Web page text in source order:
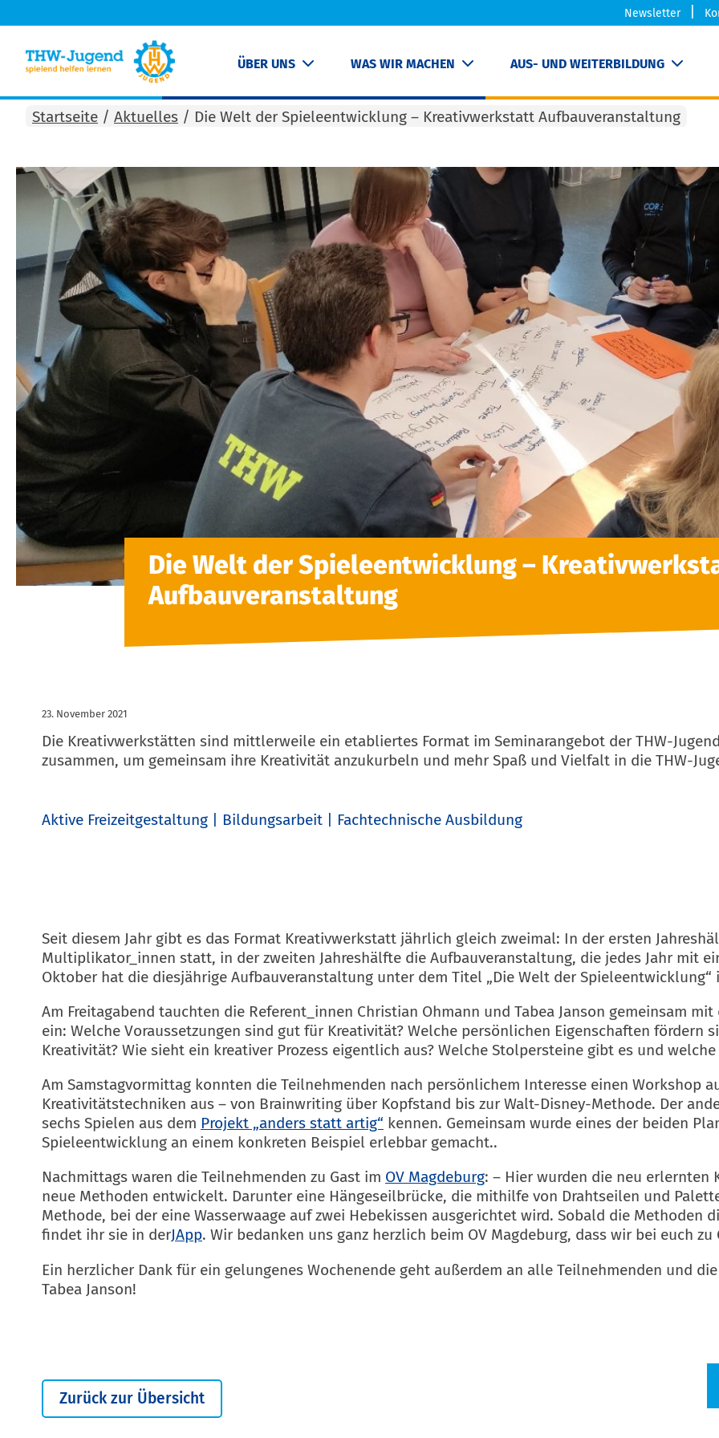
Newsletter
ÜBER UNS WAS WIR MACHEN AUS- UND WEITERBILDUNG
Startseite / Aktuelles / Die Welt der Spieleentwicklung – Kreativwerkstatt Aufbauveranstaltung
Die Welt der Spieleentwicklung –
Aufbauveranstaltung
23. November 2021
Die Kreativwerkstätten sind mittlerweile ein etabliertes Format im Seminarangebot der THW-
zusammen, um gemeinsam ihre Kreativität anzukurbeln und mehr Spaß und Vielfalt in die THW-
Aktive Freizeitgestaltung Bildungsarbeit Fachtechnische Ausbildung
Seit diesem Jahr gibt es das Format Kreativwerkstatt jährlich gleich zweimal: In der ersten
Multiplikator_innen statt, in der zweiten Jahreshälfte die Aufbauveranstaltung, die jedes Jahr mit
Oktober hat die diesjährige Aufbauveranstaltung unter dem Titel „Die Welt der
Am Freitagabend tauchten die Referent_innen Christian Ohmann und Tabea Janson gemeinsam
ein: Welche Voraussetzungen sind gut für Kreativität? Welche persönlichen Eigenschaften fördern
Kreativität? Wie sieht ein kreativer Prozess eigentlich aus? Welche Stolpersteine gibt es und
Am Samstagvormittag konnten die Teilnehmenden nach persönlichem Interesse einen Workshop
Kreativitätstechniken aus – von Brainwriting über Kopfstand bis zur Walt-Disney-Methode. Der
sechs Spielen aus dem Projekt „anders statt artig“ kennen. Gemeinsam wurde eines der beiden
Spieleentwicklung an einem konkreten Beispiel erlebbar gemacht..
Nachmittags waren die Teilnehmenden zu Gast im OV Magdeburg: – Hier wurden die neu
neue Methoden entwickelt. Darunter eine Hängeseilbrücke, die mithilfe von Drahtseilen und
Methode, bei der eine Wasserwaage auf zwei Hebekissen ausgerichtet wird. Sobald die Methoden
findet ihr sie in derJApp. Wir bedanken uns ganz herzlich beim OV Magdeburg, dass wir bei euch
Ein herzlicher Dank für ein gelungenes Wochenende geht außerdem an alle Teilnehmenden und
Tabea Janson!
Zurück zur Übersicht